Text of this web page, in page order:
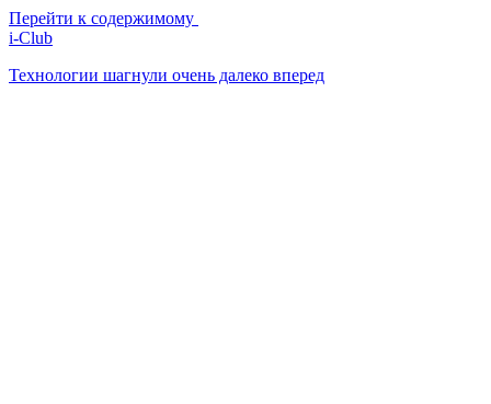
Перейти к содержимому
i-Club
Технологии шагнули очень далеко вперед